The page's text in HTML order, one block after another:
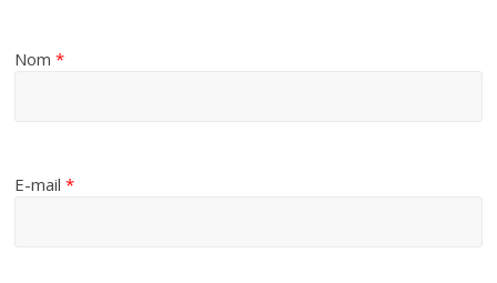
Nom*
E-mail*